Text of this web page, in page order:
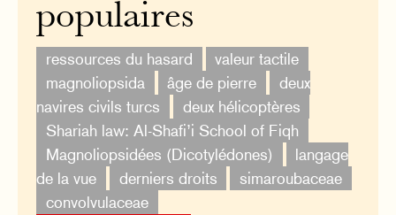
populaires
ressources du hasard
valeur tactile
magnoliopsida
âge de pierre
deux
navires civils turcs
deux hélicoptères
Shariah law: Al-Shafi’i School of Fiqh
Magnoliopsidées (Dicotylédones)
langage
de la vue
derniers droits
simaroubaceae
convolvulaceae